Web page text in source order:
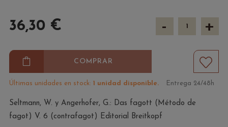
36,30 € - +
COMPRAR
Últimas unidades en stock: 1 unidad disponible. Entrega 24/48h
Seltmann, W. y Angerhofer, G.: Das fagott (Método de
fagot) V. 6 (contrafagot) Editorial Breitkopf